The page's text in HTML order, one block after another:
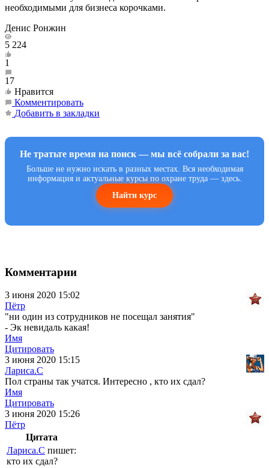
необходимыми для бизнеса корочками.
Денис Ронжин
5 224
1
17
Нравится
Комментировать
Добавить в закладки
Не тратьте время на поиск — мы всё собрали за вас!
Больше не нужно искать в разных местах. Вся необходимая
информация и актуальные курсы по охране труда — здесь.
Найти курс
Комментарии
3 июня 2020 15:02
Пётр
"ни один из сотрудников не посещал занятия"
- Эк невидаль какая!
Имя
Цитировать
3 июня 2020 15:15
Лариса.С
Пол страны так учатся. Интересно , кто их сдал?
Имя
Цитировать
3 июня 2020 15:26
Пётр
Цитата
Лариса.С пишет:
кто их сдал?